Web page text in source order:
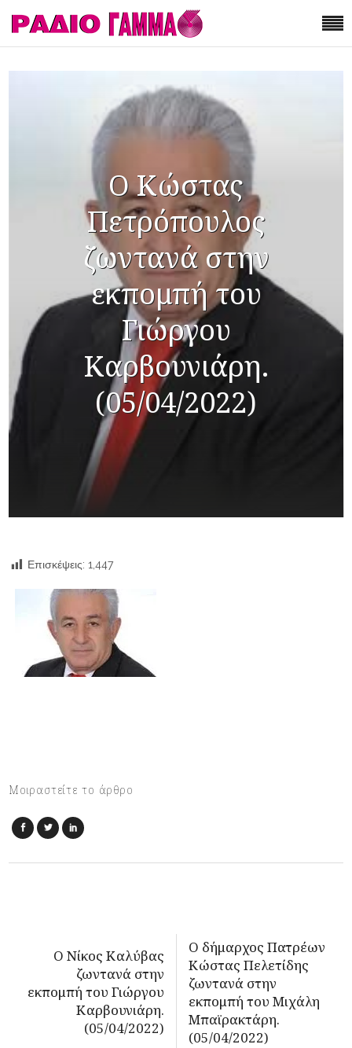
Ο Κώστας
Πετρόπουλος
ζωντανά στην
εκπομπή του
Γιώργου
Καρβουνιάρη.
(05/04/2022)
Επισκέψεις: 1,447
Μοιραστείτε το άρθρο
Ο Νίκος Καλύβας
ζωντανά στην
εκπομπή του Γιώργου
Καρβουνιάρη.
(05/04/2022)
Ο δήμαρχος Πατρέων
Κώστας Πελετίδης
ζωντανά στην
εκπομπή του Μιχάλη
Μπαϊρακτάρη.
(05/04/2022)